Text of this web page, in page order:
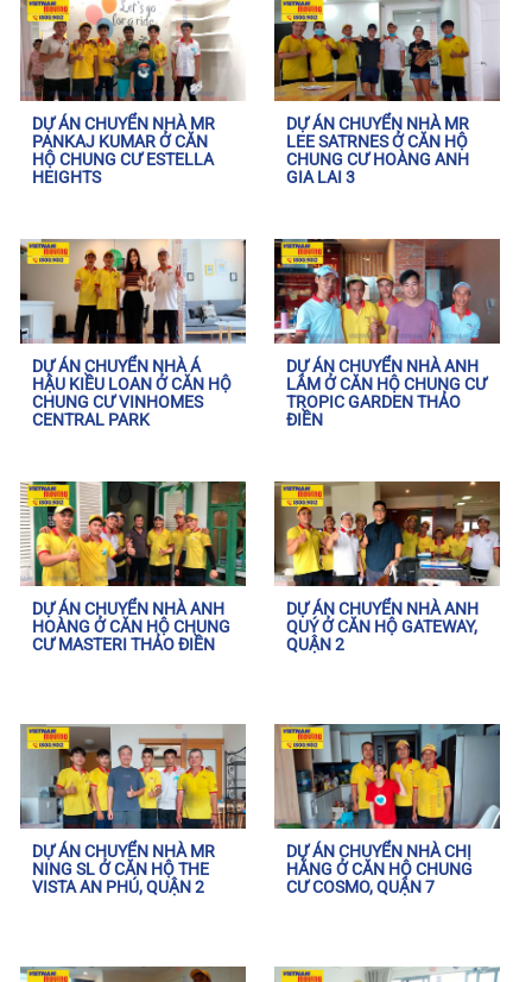
DỰ ÁN CHUYỂN NHÀ MR
PANKAJ KUMAR Ở CĂN
HỘ CHUNG CƯ ESTELLA
HEIGHTS
DỰ ÁN CHUYỂN NHÀ MR
LEE SATRNES Ở CĂN HỘ
CHUNG CƯ HOÀNG ANH
GIA LAI 3
DỰ ÁN CHUYỂN NHÀ Á
HẬU KIỀU LOAN Ở CĂN HỘ
CHUNG CƯ VINHOMES
CENTRAL PARK
DỰ ÁN CHUYỂN NHÀ ANH
LÂM Ở CĂN HỘ CHUNG CƯ
TROPIC GARDEN THẢO
ĐIỀN
DỰ ÁN CHUYỂN NHÀ ANH
HOÀNG Ở CĂN HỘ CHUNG
CƯ MASTERI THẢO ĐIỀN
DỰ ÁN CHUYỂN NHÀ ANH
QUÝ Ở CĂN HỘ GATEWAY,
QUẬN 2
DỰ ÁN CHUYỂN NHÀ MR
NING SL Ở CĂN HỘ THE
VISTA AN PHÚ, QUẬN 2
DỰ ÁN CHUYỂN NHÀ CHỊ
HẰNG Ở CĂN HỘ CHUNG
CƯ COSMO, QUẬN 7